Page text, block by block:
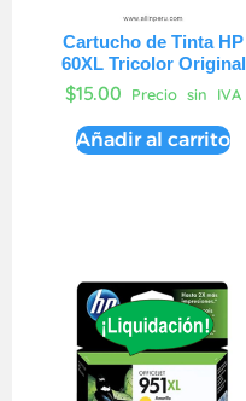
Cartucho de Tinta HP
60XL Tricolor Original
$15.00 Precio sin IVA
Añadir al carrito